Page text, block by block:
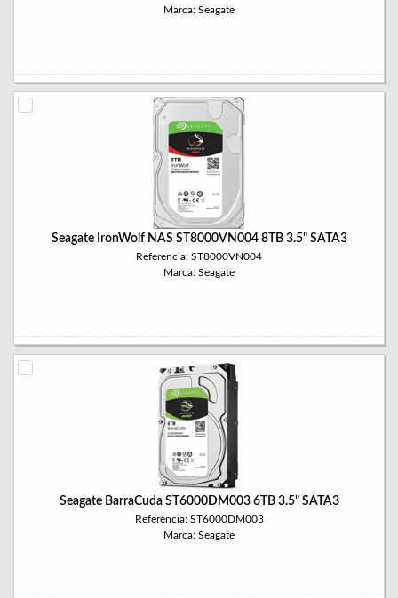
Marca: Seagate
Seagate IronWolf NAS ST8000VN004 8TB 3.5" SATA3
Referencia: ST8000VN004
Marca: Seagate
Seagate BarraCuda ST6000DM003 6TB 3.5" SATA3
Referencia: ST6000DM003
Marca: Seagate